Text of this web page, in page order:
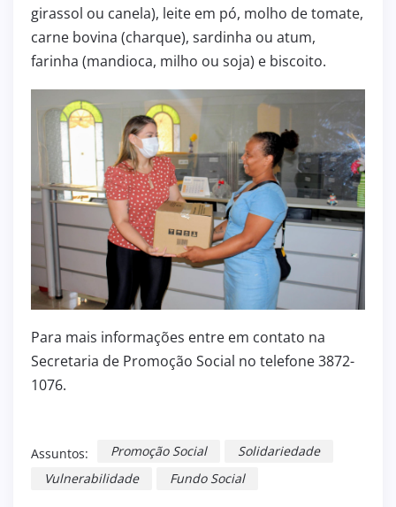
girassol ou canela), leite em pó, molho de tomate,
carne bovina (charque), sardinha ou atum,
farinha (mandioca, milho ou soja) e biscoito.
Para mais informações entre em contato na
Secretaria de Promoção Social no telefone 3872-
1076.
Assuntos: Promoção Social
Solidariedade
Vulnerabilidade
Fundo Social